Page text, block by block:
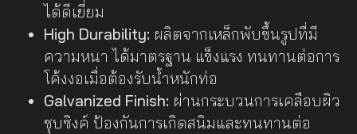
ได้ดีเยี่ยม
High Durability: ผลิตจากเหล็กพับขึ้นรูปที่มี
ความหนา ได้มาตรฐาน แข็งแรง ทนทานต่อการ
โค้งงอเมื่อต้องรับน้ำหนักท่อ
Galvanized Finish: ผ่านกระบวนการเคลือบผิว
ชุบซิงค์ ป้องกันการเกิดสนิมและทนทานต่อ